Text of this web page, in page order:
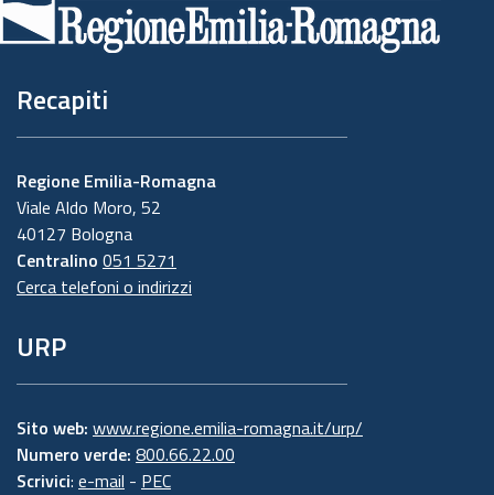
pagina
Recapiti
Regione Emilia-Romagna
Viale Aldo Moro, 52
40127 Bologna
Centralino 051 5271
Cerca telefoni o indirizzi
URP
Sito web: www.regione.emilia-romagna.it/urp/
Numero verde: 800.66.22.00
Scrivici: e-mail - PEC